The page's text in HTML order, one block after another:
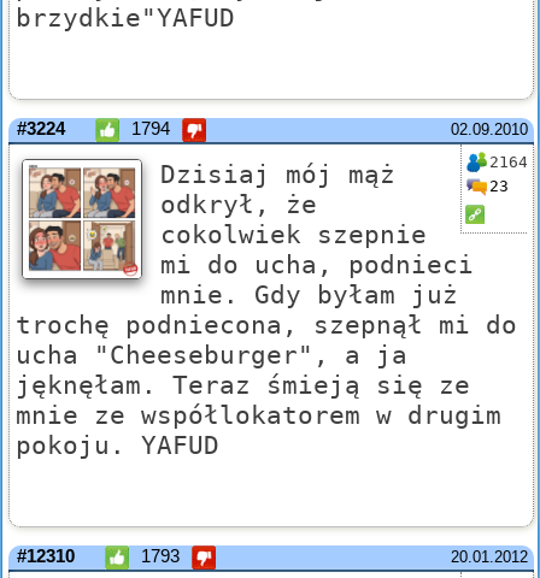
brzydkie"YAFUD
02.09.2010
#3224 1794
2164
23
Dzisiaj mój mąż
odkrył, że
cokolwiek szepnie
mi do ucha, podnieci
mnie. Gdy byłam już
trochę podniecona, szepnął mi do
ucha "Cheeseburger", a ja
jęknęłam. Teraz śmieją się ze
mnie ze współlokatorem w drugim
pokoju. YAFUD
20.01.2012
#12310 1793